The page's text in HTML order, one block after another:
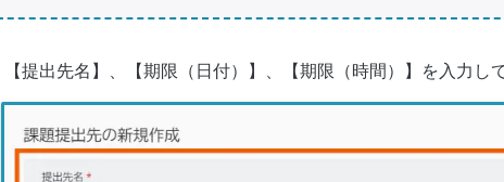
【提出先名】、【期限（日付）】、【期限（時間）】を入力し